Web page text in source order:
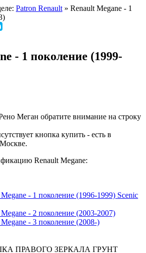
Patron Renault » Renault Megane - 1
- 1 поколение (1999-
Меган обратите внимание на строку
кнопка купить - есть в
Renault Megane:
- 1 поколение (1996-1999) Scenic
- 2 поколение (2003-2007)
- 3 поколение (2008-)